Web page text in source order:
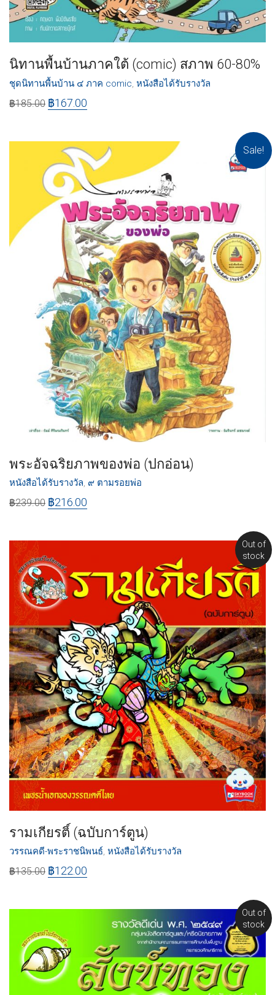
นิทานพื้นบ้านภาคใต้ (comic) สภาพ 60-80%
ชุดนิทานพื้นบ้าน ๔ ภาค comic, หนังสือได้รับรางวัล
฿185.00 ฿167.00
Sale!
พระอัจฉริยภาพของพ่อ (ปกอ่อน)
หนังสือได้รับรางวัล, ๙ ตามรอยพ่อ
฿239.00 ฿216.00
Out of
stock
รามเกียรติ์ (ฉบับการ์ตูน)
วรรณคดี-พระราชนิพนธ์, หนังสือได้รับรางวัล
฿135.00 ฿122.00
Out of
stock